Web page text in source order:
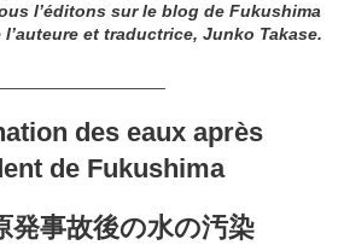
l’éditons sur le blog de Fukushima
et traductrice, Junko Takase.
des eaux après
de Fukushima
発事故後の水の汚染